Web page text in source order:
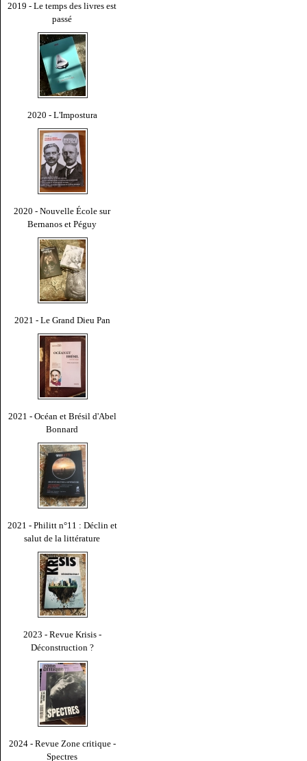
2019 - Le temps des livres est
passé
2020 - L'Impostura
2020 - Nouvelle École sur
Bernanos et Péguy
2021 - Le Grand Dieu Pan
2021 - Océan et Brésil d'Abel
Bonnard
2021 - Philitt n°11 : Déclin et
salut de la littérature
2023 - Revue Krisis -
Déconstruction ?
2024 - Revue Zone critique -
Spectres